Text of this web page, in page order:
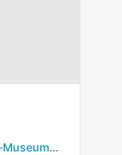
für Musikforschung